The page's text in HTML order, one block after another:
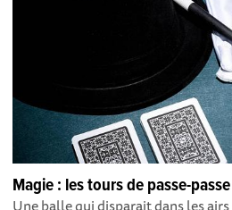
Magie : les tours de passe-